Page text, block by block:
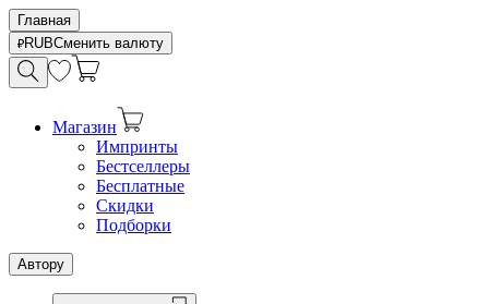
Главная
RUBСменить валюту
Магазин
Импринты
Бестселлеры
Бесплатные
Скидки
Подборки
Автору